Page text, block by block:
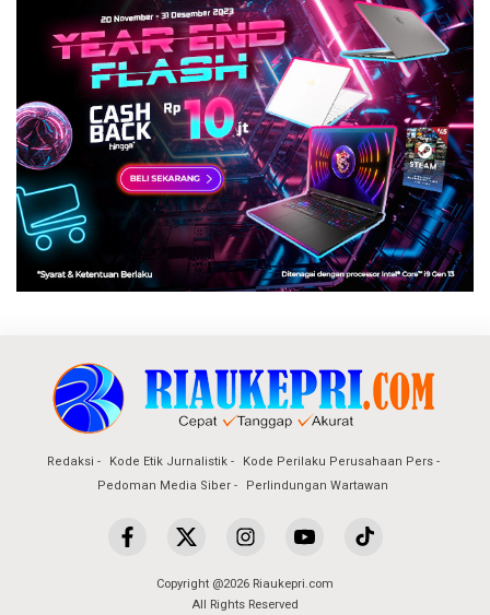
Redaksi Kode Etik Jurnalistik
Kode Perilaku Perusahaan Pers
Pedoman Media Siber
Perlindungan Wartawan
Copyright @2026 Riaukepri.com
All Rights Reserved